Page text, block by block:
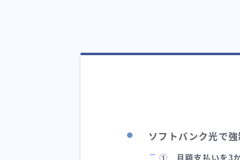
ソフトバンク光で
① 月額支払いを3か